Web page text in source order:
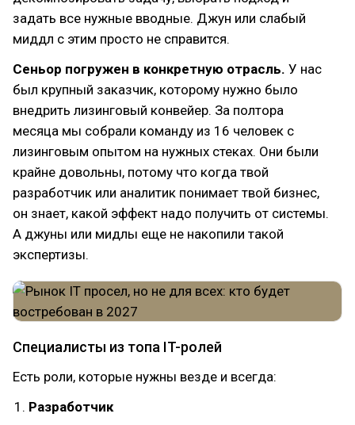
задать все нужные вводные. Джун или слабый
миддл с этим просто не справится.
Сеньор погружен в конкретную отрасль. У нас
был крупный заказчик, которому нужно было
внедрить лизинговый конвейер. За полтора
месяца мы собрали команду из 16 человек с
лизинговым опытом на нужных стеках. Они были
крайне довольны, потому что когда твой
разработчик или аналитик понимает твой бизнес,
он знает, какой эффект надо получить от системы.
А джуны или мидлы еще не накопили такой
экспертизы.
Специалисты из топа IT-ролей
Есть роли, которые нужны везде и всегда:
Разработчик